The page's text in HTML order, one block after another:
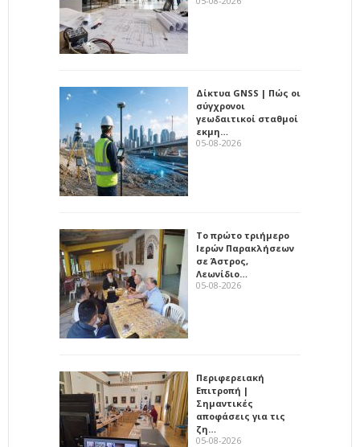
Δίκτυα GNSS | Πώς οι
σύγχρονοι
γεωδαιτικοί σταθμοί
εκμη…
05-08-2026
Το πρώτο τριήμερο
Ιερών Παρακλήσεων
σε Άστρος,
Λεωνίδιο…
05-08-2026
Περιφερειακή
Επιτροπή |
Σημαντικές
αποφάσεις για τις
ζη…
05-08-2026